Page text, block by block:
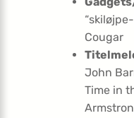
Cougar
John
Time in